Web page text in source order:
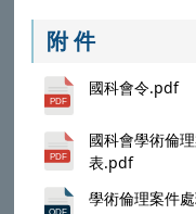
附 件
國科會令.pdf
國科會學術倫
表.pdf
學術倫理案件